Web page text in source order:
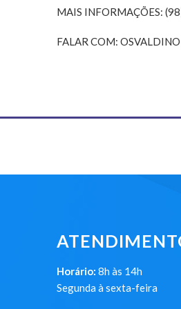
MAIS INFORMAÇÕES:
FALAR COM: OSVALDINO
Horário: 8h às 14h
Segunda à sexta-feira